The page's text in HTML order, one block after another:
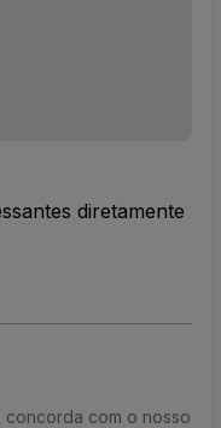
diretamente
concorda com o nosso